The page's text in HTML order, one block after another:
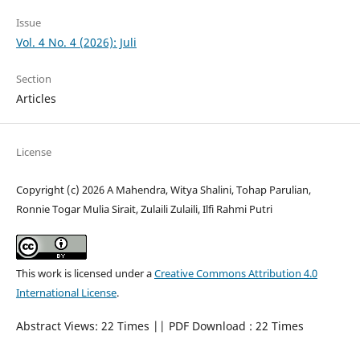
Issue
Vol. 4 No. 4 (2026): Juli
Section
Articles
License
Copyright (c) 2026 A Mahendra, Witya Shalini, Tohap Parulian,
Ronnie Togar Mulia Sirait, Zulaili Zulaili, Ilfi Rahmi Putri
This work is licensed under aCreative Commons Attribution 4.0
International License.
Abstract Views: 22 Times || PDF Download : 22 Times